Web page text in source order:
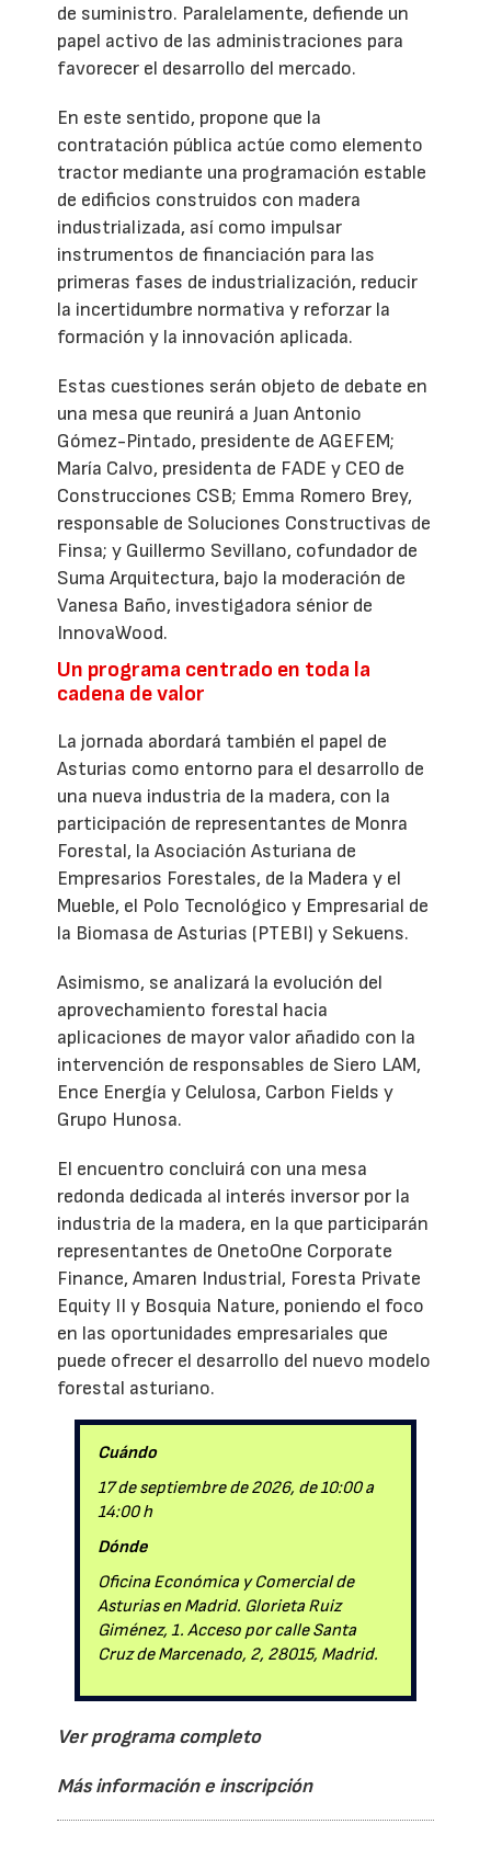
de suministro. Paralelamente, defiende un
papel activo de las administraciones para
favorecer el desarrollo del mercado.
En este sentido, propone que la
contratación pública actúe como elemento
tractor mediante una programación estable
de edificios construidos con madera
industrializada, así como impulsar
instrumentos de financiación para las
primeras fases de industrialización, reducir
la incertidumbre normativa y reforzar la
formación y la innovación aplicada.
Estas cuestiones serán objeto de debate en
una mesa que reunirá a Juan Antonio
Gómez-Pintado, presidente de AGEFEM;
María Calvo, presidenta de FADE y CEO de
Construcciones CSB; Emma Romero Brey,
responsable de Soluciones Constructivas de
Finsa; y Guillermo Sevillano, cofundador de
Suma Arquitectura, bajo la moderación de
Vanesa Baño, investigadora sénior de
InnovaWood.
Un programa centrado en toda la
cadena de valor
La jornada abordará también el papel de
Asturias como entorno para el desarrollo de
una nueva industria de la madera, con la
participación de representantes de Monra
Forestal, la Asociación Asturiana de
Empresarios Forestales, de la Madera y el
Mueble, el Polo Tecnológico y Empresarial de
la Biomasa de Asturias (PTEBI) y Sekuens.
Asimismo, se analizará la evolución del
aprovechamiento forestal hacia
aplicaciones de mayor valor añadido con la
intervención de responsables de Siero LAM,
Ence Energía y Celulosa, Carbon Fields y
Grupo Hunosa.
El encuentro concluirá con una mesa
redonda dedicada al interés inversor por la
industria de la madera, en la que participarán
representantes de OnetoOne Corporate
Finance, Amaren Industrial, Foresta Private
Equity II y Bosquia Nature, poniendo el foco
en las oportunidades empresariales que
puede ofrecer el desarrollo del nuevo modelo
forestal asturiano.
Cuándo
17 de septiembre de 2026, de 10:00 a
14:00 h
Dónde
Oficina Económica y Comercial de
Asturias en Madrid. Glorieta Ruiz
Giménez, 1. Acceso por calle Santa
Cruz de Marcenado, 2, 28015, Madrid.
Ver programa completo
Más información e inscripción